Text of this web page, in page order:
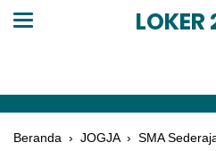
Beranda › JOGJA › SMA